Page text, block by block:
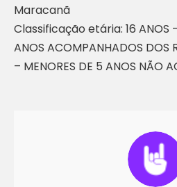
Maracanã
Classificação etária: 16 ANOS –
ANOS ACOMPANHADOS DOS
– MENORES DE 5 ANOS NÃO